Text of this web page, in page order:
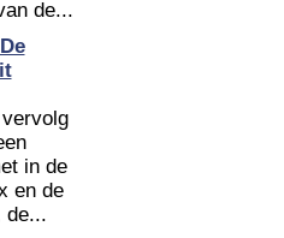
de...
in de
en de
de...